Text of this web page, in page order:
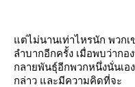
ต่ไม่นานเท่าไหรนัก พวกเ
ลำบากอีกครั้ง เมื่อพบว่ากอ
กลายพันธุ์อีกพวกหนึ่งนั่นเอ
กล่าว และมีความคิดที่จะ